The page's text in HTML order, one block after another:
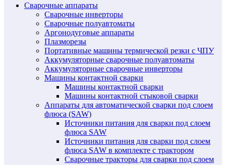
Сварочные аппараты
Сварочные инверторы
Сварочные полуавтоматы
Аргонодуговые аппараты
Плазморезы
Портативные машины термической резки с ЧПУ
Аккумуляторные сварочные полуавтоматы
Аккумуляторные сварочные инверторы
Машины контактной сварки
Машины контактной сварки
Машины контактной стыковой сварки
Аппараты для автоматической сварки под слоем
флюса (SAW)
Источники питания для сварки под слоем
флюса SAW
Источники питания для сварки под слоем
флюса SAW в комплекте с трактором
Сварочные тракторы для сварки под слоем